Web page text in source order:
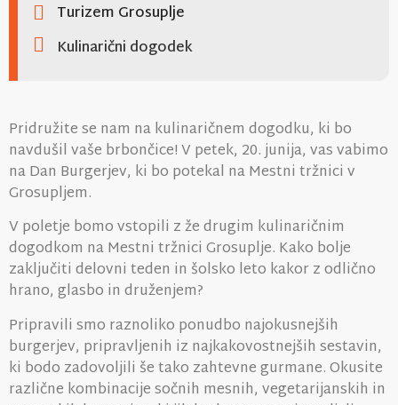
Turizem Grosuplje
Kulinarični dogodek
Pridružite se nam na kulinaričnem dogodku, ki bo
navdušil vaše brbončice! V petek, 20. junija, vas vabimo
na Dan Burgerjev, ki bo potekal na Mestni tržnici v
Grosupljem.
V poletje bomo vstopili z že drugim kulinaričnim
dogodkom na Mestni tržnici Grosuplje. Kako bolje
zaključiti delovni teden in šolsko leto kakor z odlično
hrano, glasbo in druženjem?
Pripravili smo raznoliko ponudbo najokusnejših
burgerjev, pripravljenih iz najkakovostnejših sestavin,
ki bodo zadovoljili še tako zahtevne gurmane. Okusite
različne kombinacije sočnih mesnih, vegetarijanskih in